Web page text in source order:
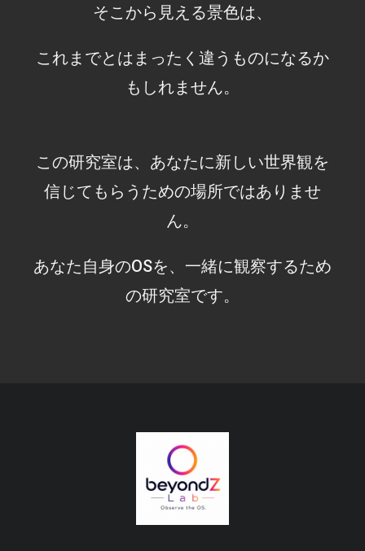
そこから見える景色は、
これまでとはまったく違うものになるか
もしれません。
この研究室は、あなたに新しい世界観を
信じてもらうための場所ではありませ
ん。
あなた自身のOSを、一緒に観察するため
の研究室です。